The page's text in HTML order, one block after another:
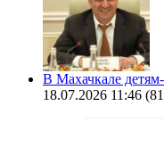
В Махачкале
18.07.2026 11:46